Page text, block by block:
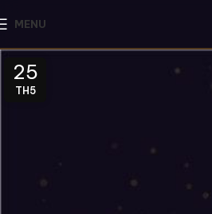
MENU
25
TH5